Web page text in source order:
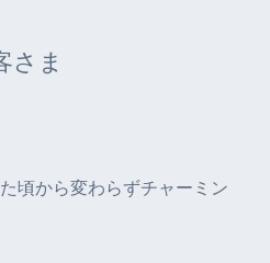
さま
頃から変わらずチャーミン